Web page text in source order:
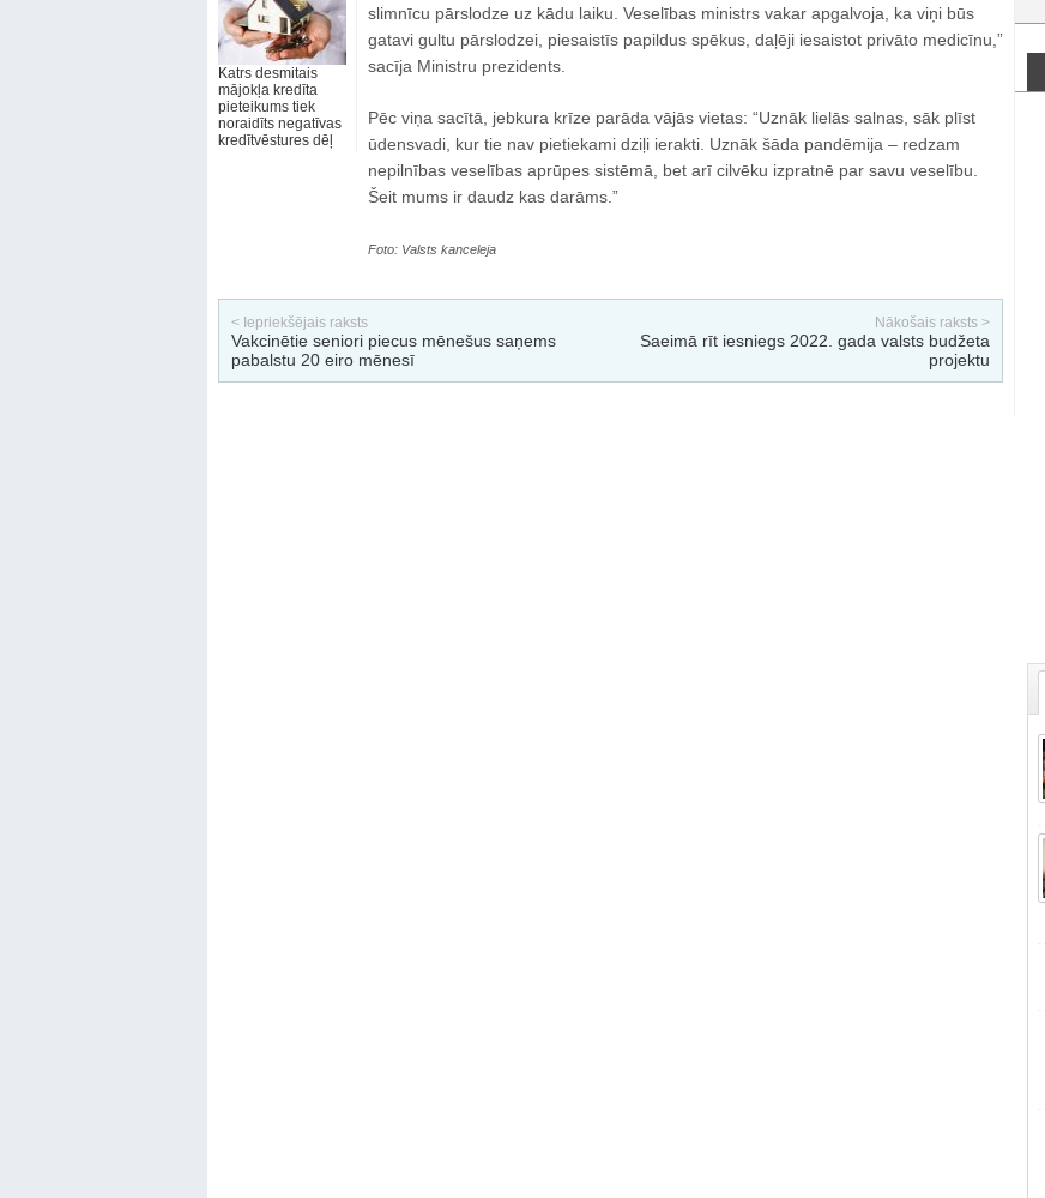
Katrs desmitais
mājokļa kredīta
pieteikums tiek
noraidīts negatīvas
kredītvēstures dēļ
slimnīcu pārslodze uz kādu laiku. Veselības ministrs vakar apgalvoja, ka viņi būs
gatavi gultu pārslodzei, piesaistīs papildus spēkus, daļēji iesaistot privāto medicīnu,”
sacīja Ministru prezidents.
Pēc viņa sacītā, jebkura krīze parāda vājās vietas: “Uznāk lielās salnas, sāk plīst
ūdensvadi, kur tie nav pietiekami dziļi ierakti. Uznāk šāda pandēmija – redzam
nepilnības veselības aprūpes sistēmā, bet arī cilvēku izpratnē par savu veselību.
Šeit mums ir daudz kas darāms.”
Foto: Valsts kanceleja
< Iepriekšējais raksts
Vakcinētie seniori piecus mēnešus saņems
pabalstu 20 eiro mēnesī
Nākošais raksts >
Saeimā rīt iesniegs 2022. gada valsts budžeta
projektu